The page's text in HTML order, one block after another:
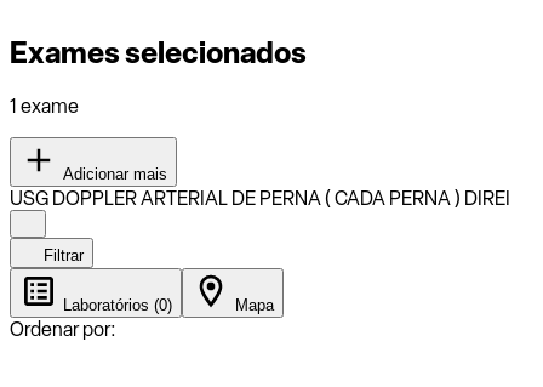
Exames selecionados
1 exame
Adicionar mais
USG DOPPLER ARTERIAL DE PERNA ( CADA PERNA ) DIREI
Filtrar
Laboratórios (0) Mapa
Ordenar por: